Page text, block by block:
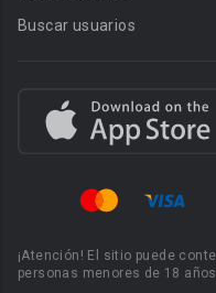
Buscar usuarios
¡Atención! El sitio puede
personas menores de 18 años.